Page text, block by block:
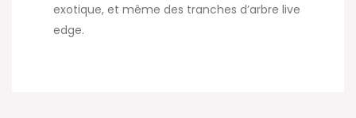
exotique, et même des tranches d’arbre live
edge.